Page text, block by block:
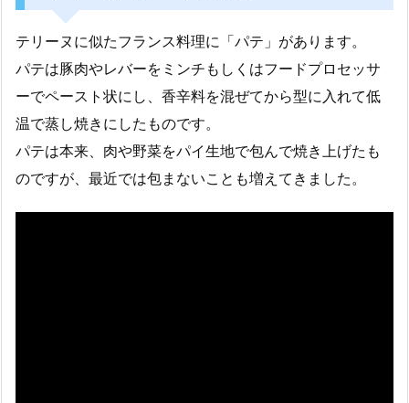
テリーヌに似たフランス料理に「パテ」があります。
パテは豚肉やレバーをミンチもしくはフードプロセッサ
ーでペースト状にし、香辛料を混ぜてから型に入れて低
温で蒸し焼きにしたものです。
パテは本来、肉や野菜をパイ生地で包んで焼き上げたも
のですが、最近では包まないことも増えてきました。